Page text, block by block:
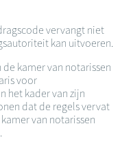
vervangt niet
kan uitvoeren.
kamer van notarissen
voor
het kader van zijn
dat de regels vervat
van notarissen